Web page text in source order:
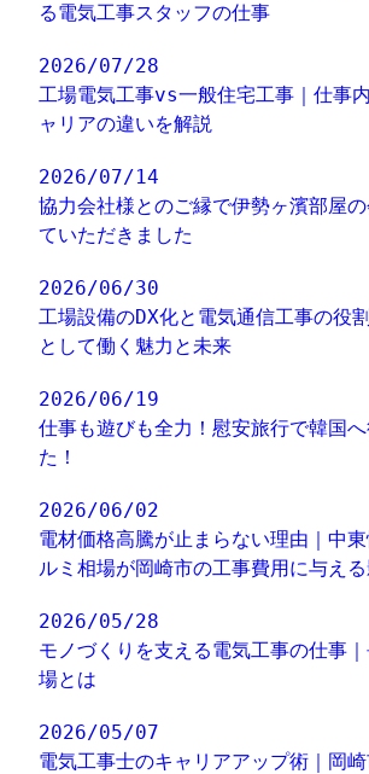
る電気工事スタッフの仕事
2026/07/28
工場電気工事vs一般住宅工事｜仕事
ャリアの違いを解説
2026/07/14
協力会社様とのご縁で伊勢ヶ濱部屋
ていただきました
2026/06/30
工場設備のDX化と電気通信工事の役
として働く魅力と未来
2026/06/19
仕事も遊びも全力！慰安旅行で韓国
た！
2026/06/02
電材価格高騰が止まらない理由｜中
ルミ相場が岡崎市の工事費用に与え
2026/05/28
モノづくりを支える電気工事の仕事
場とは
2026/05/07
電気工事士のキャリアアップ術｜岡